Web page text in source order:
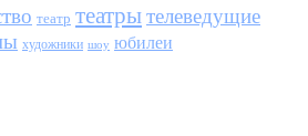
театр театрытелеведущие
художники шоу юбилеи